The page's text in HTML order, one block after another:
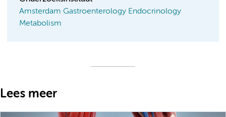
Amsterdam Gastroenterology Endocrinology
Metabolism
Lees meer